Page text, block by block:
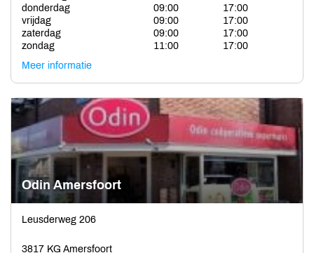
donderdag
09:00
17:00
vrijdag
09:00
17:00
zaterdag
09:00
17:00
zondag
11:00
17:00
Meer informatie
Odin Amersfoort
Leusderweg 206
3817 KG Amersfoort